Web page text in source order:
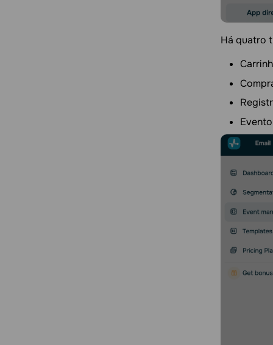
Há quatro